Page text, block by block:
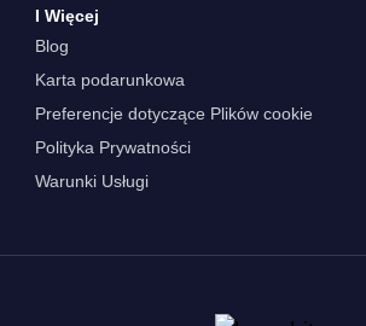
I Więcej
Blog
Karta podarunkowa
Preferencje dotyczące Plików cookie
Polityka Prywatności
Warunki Usługi